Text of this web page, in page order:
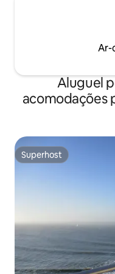
Ar-
Aluguel
acomodações
Superhost
Superhost